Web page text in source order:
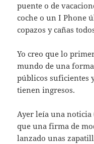
puente o de
coche o un I Phone
copazos y cañas
Yo creo que lo
mundo de una
públicos suficientes
tienen ingresos.
Ayer leía una noticia
que una firma de
lanzado unas